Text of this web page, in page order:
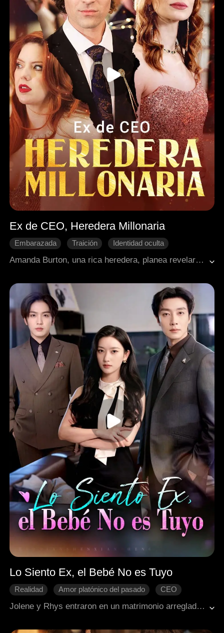
Ex de CEO, Heredera Millonaria
Embarazada Traición
Identidad oculta
Romance moderno
Amanda Burton, una rica heredera, planea revelar su embarazo y su verdadera identidad con un proyecto millonario. Pero en un chequeo médico, descubre a su esposo, Michael Walsh, con otra mujer, Caitlyn Russell – ¡y embarazada de él! Devastada, Amanda vuelve a casa, donde su suegra la trata aún peor, así que decide pedir el divorcio. La tragedia llega cuando, tras un empujón de su suegra, Amanda pierde a su bebé, lo que desata una guerra entre las familias. Con el corazón roto, Amanda decide empezar de cero, enfocándose en su carrera y volviéndose una verdadera jefa. Mientras tanto, Michael se da cuenta, demasiado tarde, de cuánto la ama. ¿Podrán reconstruir la confianza, o será demasiado tarde?
Lo Siento Ex, el Bebé No es Tuyo
Realidad Amor platónico del pasado
CEO
Romance moderno
Jolene y Rhys entraron en un matrimonio arreglado que poco a poco se convirtió en amor verdadero. Sin embargo, su felicidad se hace añicos con la llegada de Nora, quien tiene un asombroso parecido con el primer amor de Rhys. Él cruza repetidamente los límites para defender a Nora, hasta que Jolene no puede soportarlo más. Ella decide tener a su hijo sola y se divorcia de Rhys. Consumido por el arrepentimiento, Rhys ruega por recuperarla, pero Jolene ya ha encontrado su propia felicidad.